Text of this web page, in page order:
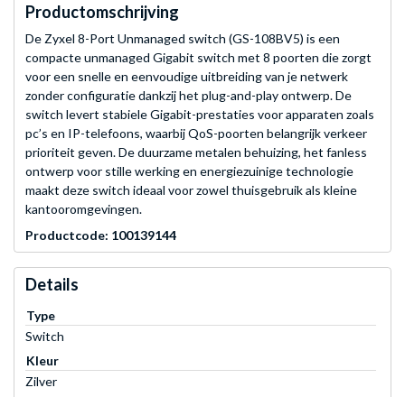
Productomschrijving
De Zyxel 8-Port Unmanaged switch (GS-108BV5) is een
compacte unmanaged Gigabit switch met 8 poorten die zorgt
voor een snelle en eenvoudige uitbreiding van je netwerk
zonder configuratie dankzij het plug-and-play ontwerp. De
switch levert stabiele Gigabit-prestaties voor apparaten zoals
pc’s en IP-telefoons, waarbij QoS-poorten belangrijk verkeer
prioriteit geven. De duurzame metalen behuizing, het fanless
ontwerp voor stille werking en energiezuinige technologie
maakt deze switch ideaal voor zowel thuisgebruik als kleine
kantooromgevingen.
Productcode: 100139144
Details
Type
Switch
Kleur
Zilver